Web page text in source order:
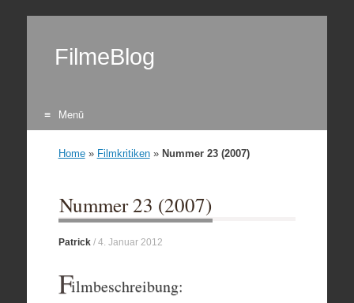
FilmeBlog
Menü
Home» Filmkritiken» Nummer 23 (2007)
Nummer 23 (2007)
Patrick/ 4. Januar 2012
Filmbeschreibung: